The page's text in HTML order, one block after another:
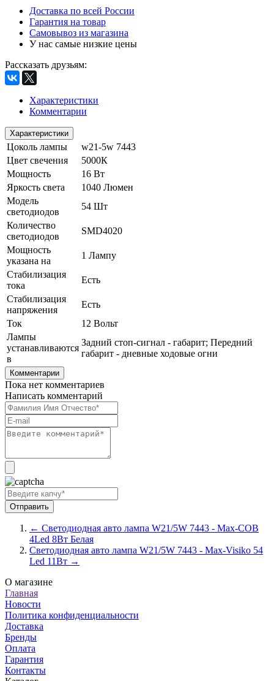
Доставка по всей России
Гарантия на товар
Самовывоз из магазина
У нас самые низкие цены
Рассказать друзьям:
Характеристики
Комментарии
Характеристики
Цоколь лампы
w21-5w 7443
Цвет свечения
5000К
Мощность
16 Вт
Яркость света
1040 Люмен
Модель
светодиодов
54 Шт
Количество
светодиодов
SMD4020
Мощность
указана на
1 Лампу
Стабилизация
тока
Есть
Стабилизация
напряжения
Есть
Ток
12 Вольт
Лампы
устанавливаются
в
Задний стоп-сигнал - габарит; Передний
габарит - дневные ходовые огни
Комментарии
Пока нет комментариев
Написать комментарий
← Светодиодная авто лампа W21/5W 7443 - Max-COB
4Led 8Вт Белая
Светодиодная авто лампа W21/5W 7443 - Max-Visiko 54
Led 11Вт →
О магазине
Главная
Новости
Политика конфиденциальности
Доставка
Бренды
Оплата
Гарантия
Контакты